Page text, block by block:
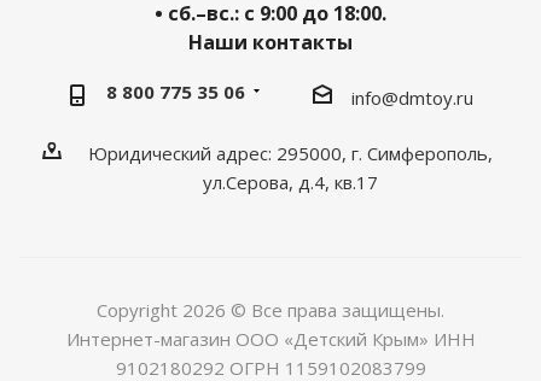
• сб.–вс.: с 9:00 до 18:00.
Наши контакты
8 800 775 35 06 info@dmtoy.ru
Юридический адрес: 295000, г. Симферополь,
ул.Серова, д.4, кв.17
Copyright 2026 © Все права защищены.
Интернет-магазин ООО «Детский Крым» ИНН
9102180292 ОГРН 1159102083799